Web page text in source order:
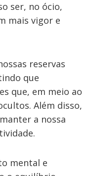
ser, no ócio,
mais vigor e
reservas
que
que, em meio ao
Além disso,
a nossa
mental e